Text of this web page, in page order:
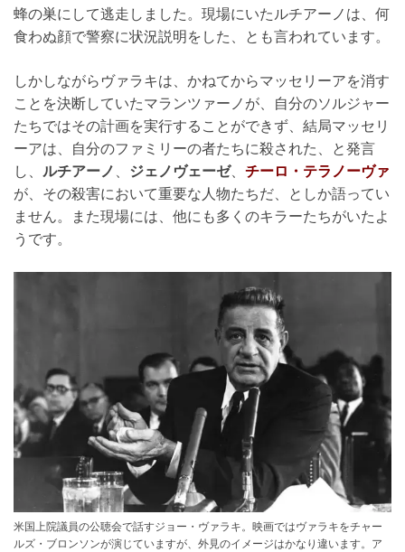
蜂の巣にして逃走しました。現場にいたルチアーノは、何
食わぬ顔で警察に状況説明をした、とも言われています。
しかしながらヴァラキは、かねてからマッセリーアを消す
ことを決断していたマランツァーノが、自分のソルジャー
たちではその計画を実行することができず、結局マッセリ
ーアは、自分のファミリーの者たちに殺された、と発言
し、 ルチアーノ ジェノヴェーゼ、 チーロ・テラノーヴァ
が、その殺害において重要な人物たちだ、としか語ってい
ません。また現場には、他にも多くのキラーたちがいたよ
うです。
米国上院議員の公聴会で話すジョー・ヴァラキ。映画ではヴァラキをチャー
ルズ・ブロンソンが演じていますが、外見のイメージはかなり違います。ア